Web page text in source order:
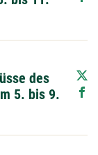
des
5. bis 9.